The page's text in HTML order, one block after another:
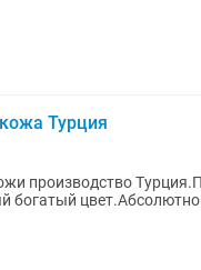
Турция
производство
цвет.Абсолютно